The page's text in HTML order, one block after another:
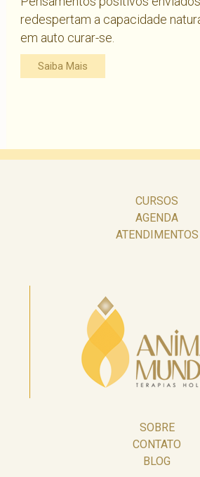
redespertam a capacidade
em auto curar-se.
Saiba Mais
CURSOS
AGENDA
ATENDIMENTOS
SOBRE
CONTATO
BLOG